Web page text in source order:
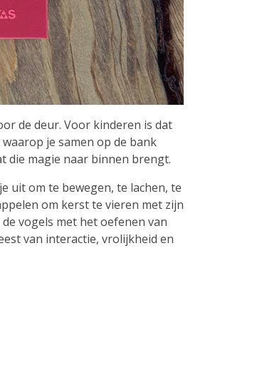
de deur. Voor kinderen is dat
je samen op de bank
die magie naar binnen brengt.
uit om te bewegen, te lachen, te
om kerst te vieren met zijn
vogels met het oefenen van
van interactie, vrolijkheid en